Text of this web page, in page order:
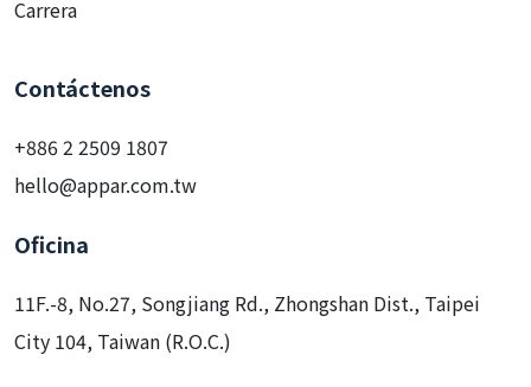
Carrera
Contáctenos
+886 2 2509 1807
hello@appar.com.tw
Oficina
11F.-8, No.27, Songjiang Rd., Zhongshan Dist., Taipei
City 104, Taiwan (R.O.C.)